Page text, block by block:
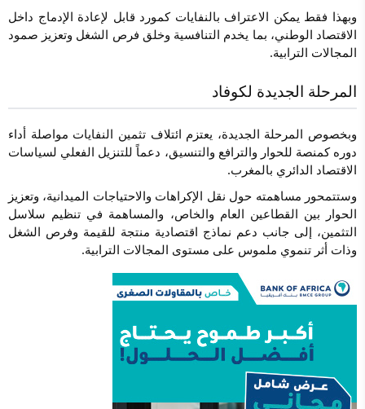
وبهذا فقط يمكن الاعتراف بالنفايات كمورد قابل لإعادة الإدماج داخل
الاقتصاد الوطني، بما يخدم التنافسية وخلق فرص الشغل وتعزيز صمود
المجالات الترابية.
المرحلة الجديدة لكوفاد
وبخصوص المرحلة الجديدة، يعتزم ائتلاف تثمين النفايات مواصلة أداء
دوره كمنصة للحوار والترافع والتنسيق، دعماً للتنزيل الفعلي لسياسات
الاقتصاد الدائري بالمغرب.
وستتمحور مساهمته حول نقل الإكراهات والاحتياجات الميدانية، وتعزيز
الحوار بين القطاعين العام والخاص، والمساهمة في تنظيم سلاسل
التثمين، إلى جانب دعم نماذج اقتصادية منتجة للقيمة وفرص الشغل
وذات أثر تنموي ملموس على مستوى المجالات الترابية.